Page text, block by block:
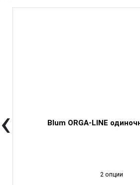
Blum ORGA-LINE
2 опции
‹